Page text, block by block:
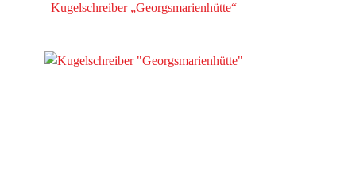
Kugelschreiber „Georgsmarienhütte“